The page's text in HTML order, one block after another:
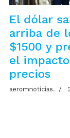
El dólar
arriba de
$1500 y
el
precios
aeromnoticias.